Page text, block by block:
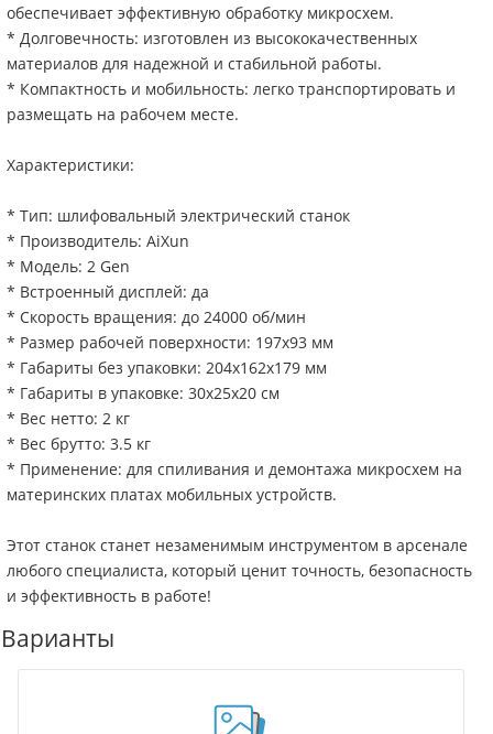
обеспечивает эффективную обработку микросхем.
* Долговечность: изготовлен из высококачественных
материалов для надежной и стабильной работы.
* Компактность и мобильность: легко транспортировать и
размещать на рабочем месте.
Характеристики:
* Тип: шлифовальный электрический станок
* Производитель: AiXun
* Модель: 2 Gen
* Встроенный дисплей: да
* Скорость вращения: до 24000 об/мин
* Размер рабочей поверхности: 197х93 мм
* Габариты без упаковки: 204х162х179 мм
* Габариты в упаковке: 30х25х20 см
* Вес нетто: 2 кг
* Вес брутто: 3.5 кг
* Применение: для спиливания и демонтажа микросхем на
материнских платах мобильных устройств.
Этот станок станет незаменимым инструментом в арсенале
любого специалиста, который ценит точность, безопасность
и эффективность в работе!
Варианты